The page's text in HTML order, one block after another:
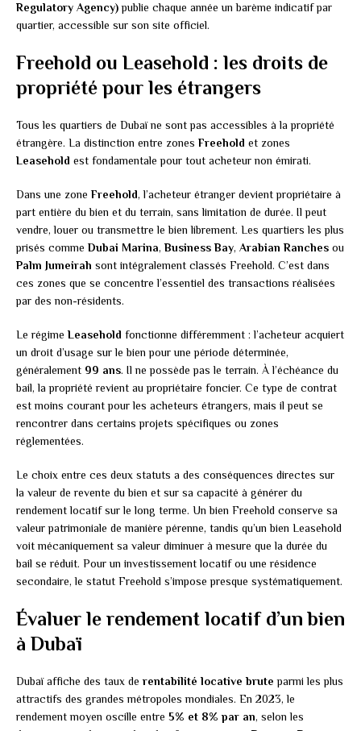
Regulatory Agency)publie chaque année un barème indicatif par
quartier, accessible sur son site officiel.
Freehold ou Leasehold : les droits de
propriété pour les étrangers
Tous les quartiers de Dubaï ne sont pas accessibles à la propriété
étrangère. La distinction entre zones Freehold et zones
Leasehold est fondamentale pour tout acheteur non émirati.
Dans une zone Freehold, l’acheteur étranger devient propriétaire à
part entière du bien et du terrain, sans limitation de durée. Il peut
vendre, louer ou transmettre le bien librement. Les quartiers les plus
prisés comme Dubai Marina,Business Bay, Arabian Ranches ou
Palm Jumeirah sont intégralement classés Freehold. C’est dans
ces zones que se concentre l’essentiel des transactions réalisées
par des non-résidents.
Le régimeLeasehold fonctionne différemment : l’acheteur acquiert
un droit d’usage sur le bien pour une période déterminée,
généralement 99 ans. Il ne possède pas le terrain. À l’échéance du
bail, la propriété revient au propriétaire foncier. Ce type de contrat
est moins courant pour les acheteurs étrangers, mais il peut se
rencontrer dans certains projets spécifiques ou zones
réglementées.
Le choix entre ces deux statuts a des conséquences directes sur
la valeur de revente du bien et sur sa capacité à générer du
rendement locatif sur le long terme. Un bien Freehold conserve sa
valeur patrimoniale de manière pérenne, tandis qu’un bien Leasehold
voit mécaniquement sa valeur diminuer à mesure que la durée du
bail se réduit. Pour un investissement locatif ou une résidence
secondaire, le statut Freehold s’impose presque systématiquement.
Évaluer le rendement locatif d’un bien
à Dubaï
Dubaï affiche des taux de rentabilité locative brute parmi les plus
attractifs des grandes métropoles mondiales. En 2023, le
rendement moyen oscille entre 5% et 8% par an, selon les